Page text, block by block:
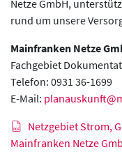
Netze GmbH,
rund um unsere
Mainfranken Netze
Fachgebiet
Telefon: 0931 36-1699
E-Mail:
Netzgebiet Strom,
Mainfranken Netze